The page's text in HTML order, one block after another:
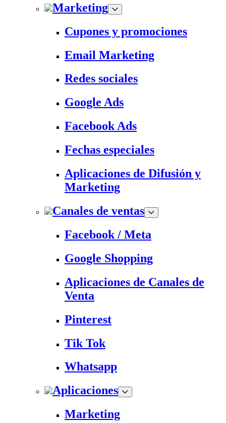
Marketing
Cupones y promociones
Email Marketing
Redes sociales
Google Ads
Facebook Ads
Fechas especiales
Aplicaciones de Difusión y
Marketing
Canales de ventas
Facebook / Meta
Google Shopping
Aplicaciones de Canales de
Venta
Pinterest
Tik Tok
Whatsapp
Aplicaciones
Marketing